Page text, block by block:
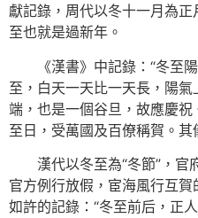
獻記錄，周代以冬十一月為正
至也就是過新年。
《漢書》中記錄：“冬至
至，白天一天比一天長，陽
端，也是一個谷旦，故應慶
至日，受萬國及百僚稱賀。其
漢代以冬至為“冬節”，官
官方例行放假，宦海風行互賀
如許的記錄：“冬至前后，正